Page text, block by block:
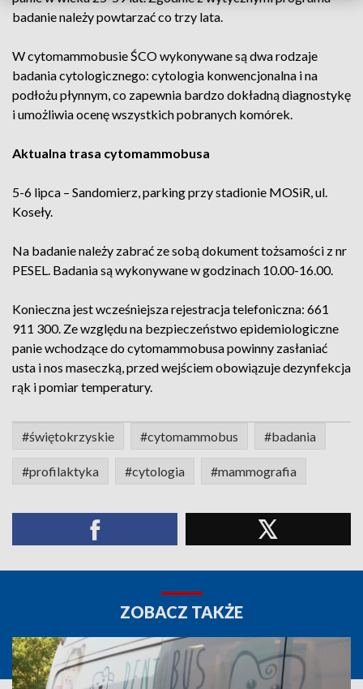
badanie należy powtarzać co trzy lata.
W cytomammobusie ŚCO wykonywane są dwa rodzaje
badania cytologicznego: cytologia konwencjonalna i na
podłożu płynnym, co zapewnia bardzo dokładną diagnostykę
i umożliwia ocenę wszystkich pobranych komórek.
Aktualna trasa cytomammobusa
5-6 lipca – Sandomierz, parking przy stadionie MOSiR, ul.
Koseły.
Na badanie należy zabrać ze sobą dokument tożsamości z nr
PESEL. Badania są wykonywane w godzinach 10.00-16.00.
Konieczna jest wcześniejsza rejestracja telefoniczna: 661
911 300. Ze względu na bezpieczeństwo epidemiologiczne
panie wchodzące do cytomammobusa powinny zasłaniać
usta i nos maseczką, przed wejściem obowiązuje dezynfekcja
rąk i pomiar temperatury.
#świętokrzyskie #cytomammobus #badania
#profilaktyka #cytologia #mammografia
ZOBACZ TAKŻE